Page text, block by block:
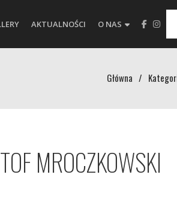
AKTUALNOŚCI O NAS
Główna /
MROCZKOWSKI